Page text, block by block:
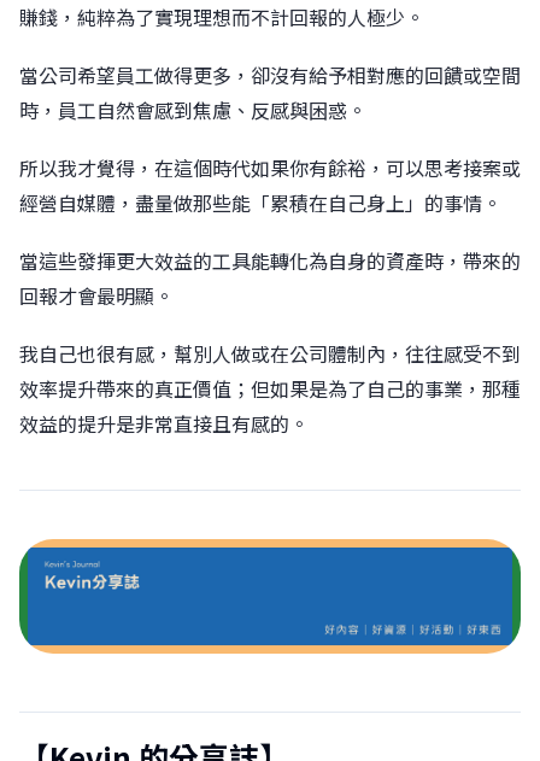
賺錢，純粹為了實現理想而不計回報的人極少。
當公司希望員工做得更多，卻沒有給予相對應的回饋或空間
時，員工自然會感到焦慮、反感與困惑。
所以我才覺得，在這個時代如果你有餘裕，可以思考接案或
經營自媒體，盡量做那些能「累積在自己身上」的事情。
當這些發揮更大效益的工具能轉化為自身的資產時，帶來的
回報才會最明顯。
我自己也很有感，幫別人做或在公司體制內，往往感受不到
效率提升帶來的真正價值；但如果是為了自己的事業，那種
效益的提升是非常直接且有感的。